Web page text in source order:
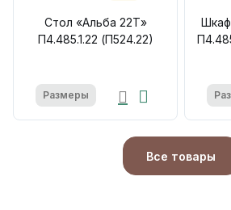
Стол «Альба 22Т»
П4.485.1.22 (П524.22)
Размеры
Все товары